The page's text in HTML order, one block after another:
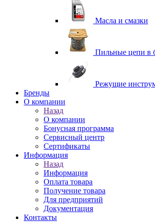
Масла и смазки
Пильные цепи в
Режущие
Бренды
О компании
Назад
О компании
Бонусная программа
Сервисный центр
Сертификаты
Информация
Назад
Информация
Оплата товара
Получение товара
Для предприятий
Документация
Контакты